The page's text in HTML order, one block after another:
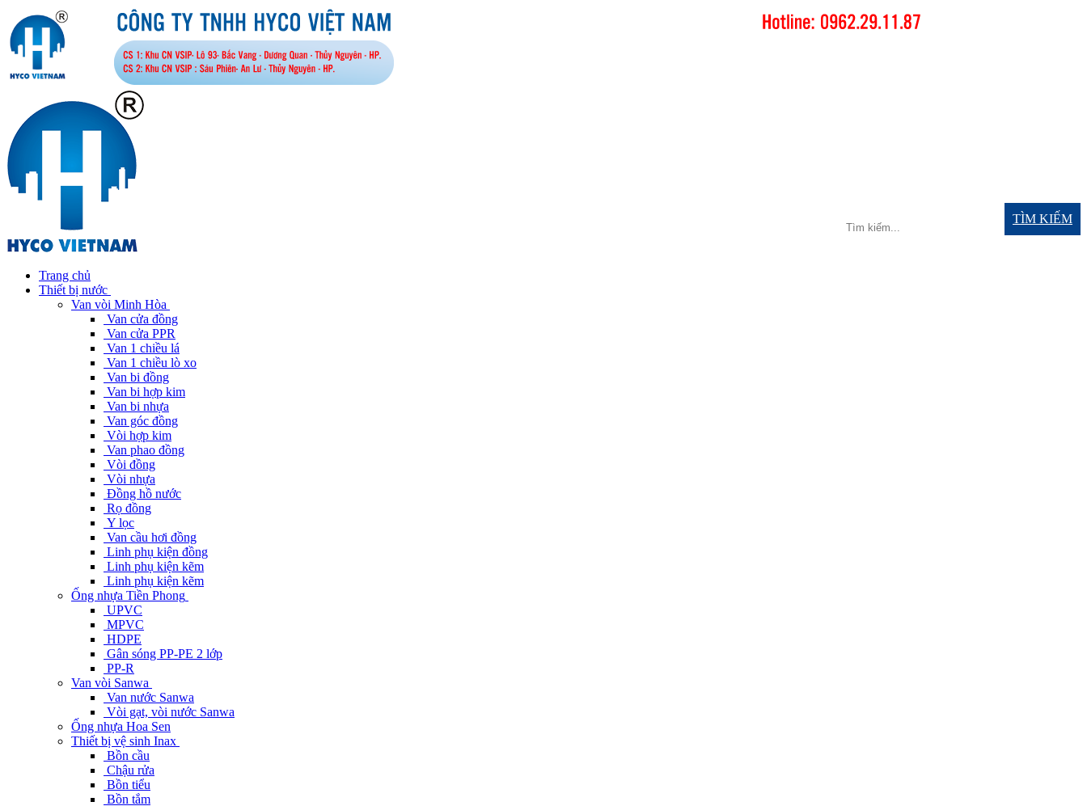
TÌM KIẾM
Trang chủ
Thiết bị nước
Van vòi Minh Hòa
Van cửa đồng
Van cửa PPR
Van 1 chiều lá
Van 1 chiều lò xo
Van bi đồng
Van bi hợp kim
Van bi nhựa
Van góc đồng
Vòi hợp kim
Van phao đồng
Vòi đồng
Vòi nhựa
Đồng hồ nước
Rọ đồng
Y lọc
Van cầu hơi đồng
Linh phụ kiện đồng
Linh phụ kiện kẽm
Linh phụ kiện kẽm
Ống nhựa Tiền Phong
UPVC
MPVC
HDPE
Gân sóng PP-PE 2 lớp
PP-R
Van vòi Sanwa
Van nước Sanwa
Vòi gạt, vòi nước Sanwa
Ống nhựa Hoa Sen
Thiết bị vệ sinh Inax
Bồn cầu
Chậu rửa
Bồn tiểu
Bồn tắm